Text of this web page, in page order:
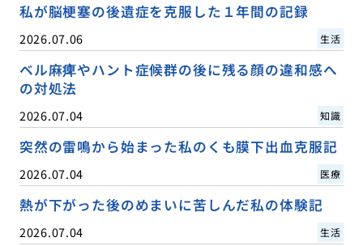
私が脳梗塞の後遺症を克服した１年間の記録
2026.07.06 生活
ベル麻痺やハント症候群の後に残る顔の違和感へ
の対処法
2026.07.04 知識
突然の雷鳴から始まった私のくも膜下出血克服記
2026.07.04 医療
熱が下がった後のめまいに苦しんだ私の体験記
2026.07.04 生活